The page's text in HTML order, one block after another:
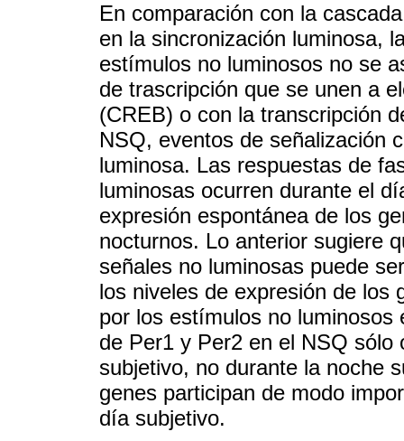
En comparación con la
en la sincronización luminosa,
estímulos no luminosos no se
de trascripción que se unen a
(CREB) o con la transcripción
NSQ, eventos de señalización
luminosa. Las respuestas de
luminosas ocurren durante el
expresión espontánea de los
nocturnos. Lo anterior sugiere
señales no luminosas puede
los niveles de expresión de los
por los estímulos no luminosos
de Per1 y Per2 en el NSQ
subjetivo, no durante la noche
genes participan de modo
día subjetivo.